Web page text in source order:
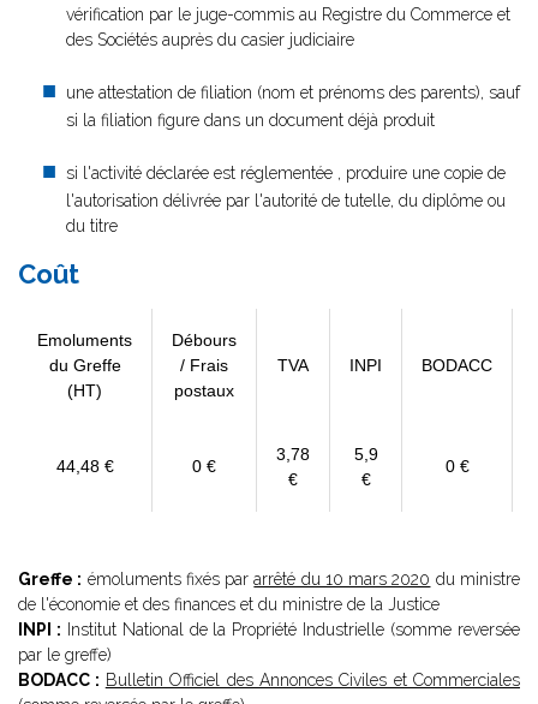
vérification par le juge-commis au Registre du Commerce et
des Sociétés auprès du casier judiciaire
une attestation de filiation (nom et prénoms des parents), sauf
si la filiation figure dans un document déjà produit
si l'activité déclarée est réglementée , produire une copie de
l'autorisation délivrée par l'autorité de tutelle, du diplôme ou
du titre
Coût
Emoluments
du Greffe
(HT)
Débours
/ Frais
postaux
TVA INPI BODACC
44,48 € 0 €
3,78
€
5,9
€
0 €
Greffe : émoluments fixés pararrêté du 10 mars 2020 du ministre
de l'économie et des finances et du ministre de la Justice
INPI : Institut National de la Propriété Industrielle (somme reversée
par le greffe)
BODACC : Bulletin Officiel des Annonces Civiles et Commerciales